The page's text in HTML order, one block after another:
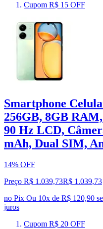
Cupom R$ 15 OFF
Smartphone
256GB, 8GB
90 Hz LCD,
mAh, Dual SIM,
14% OFF
Preço R$ 1.039,73R$ 1.039,73
no Pix Ou 10x de R$ 120,90
juros
Cupom R$ 20 OFF